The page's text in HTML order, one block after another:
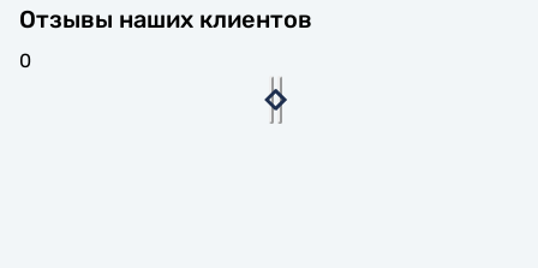
Отзывы наших клиентов
0